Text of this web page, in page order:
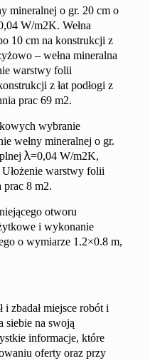
mineralnej o gr. 20 cm o
W/m2K.Wełna
10 cm na konstrukcji z
– wełna mineralna
warstwy folii
z łat podłogi z
prac 69 m2.
wybranie
wełny mineralnej o gr.
λ=0,04 W/m2K,
warstwy folii
8 m2.
otworu
i wykonanie
o wymiarze 1.2×0.8 m,
i zbadał miejsce robót i
siebie na swoją
informacje, które
oferty oraz przy